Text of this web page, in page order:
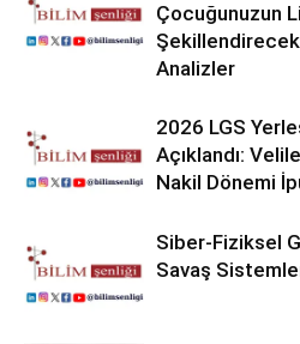
Çocuğunuzun
Analizler
2026 LGS
Açıklandı:
Nakil Dönemi
Siber-Fiziksel
Savaş